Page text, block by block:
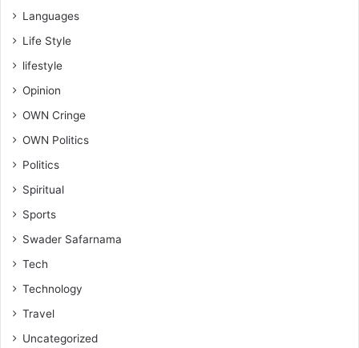
Languages
Life Style
lifestyle
Opinion
OWN Cringe
OWN Politics
Politics
Spiritual
Sports
Swader Safarnama
Tech
Technology
Travel
Uncategorized